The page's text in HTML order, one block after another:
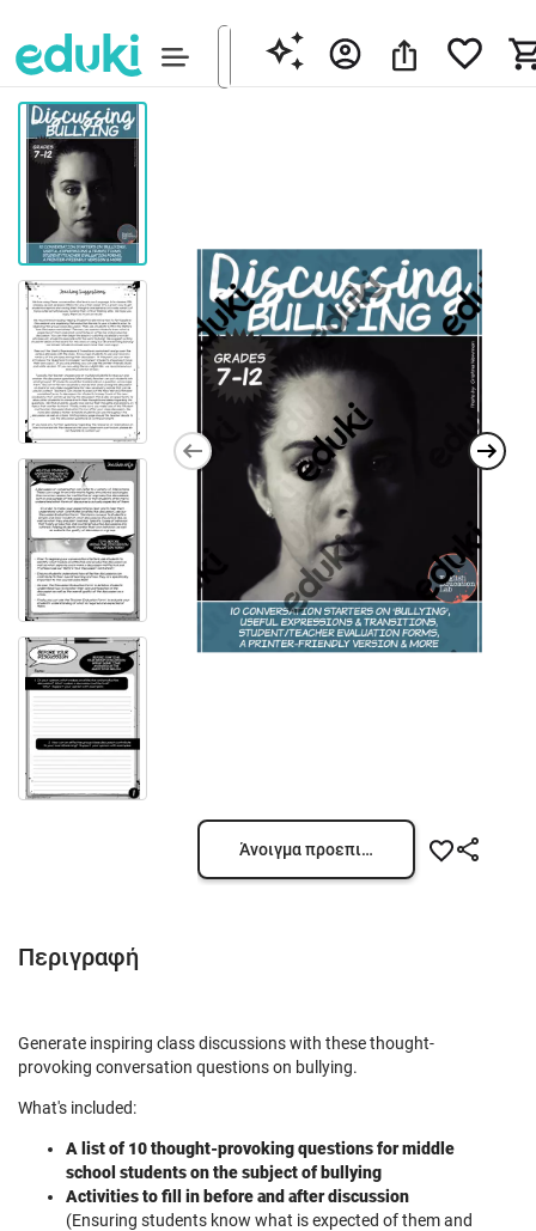
Άνοιγμα προεπισκόπησης
Περιγραφή
Generate inspiring class discussions with these thought-
provoking conversation questions on bullying.
What's included:
A list of 10 thought-provoking questions for middle
school students on the subject of bullying
Activities to fill in before and after discussion
(Ensuring students know what is expected of them and